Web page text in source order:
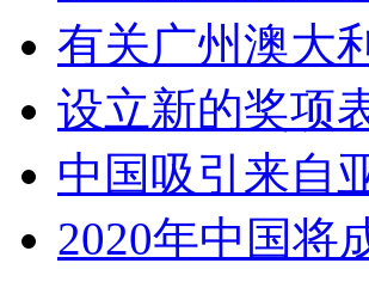
有关广州澳大
设立新的奖项
中国吸引来自
2020年中国将